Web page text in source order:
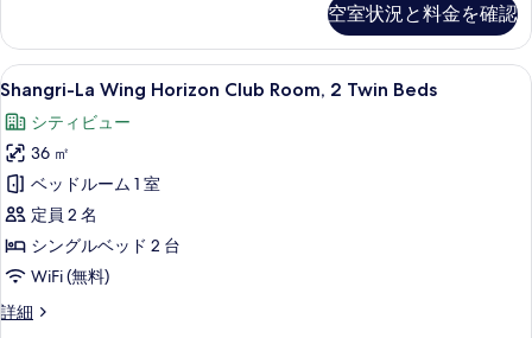
べ
て
の
写
真
を
表
示
す
る
Club
Room,
1
Bed
の
詳
細
空室状況と料金を確認
Shangri-
La
Wing
Horizon
Club
Room,
2
Twin
の
ミニバー、セーフティボックス (室
7
Shangri-La Wing Horizon Club Room, 2 Twin Beds
シティビュー
36 ㎡
ベッドルーム 1 室
定員 2 名
シングルベッド 2 台
WiFi (無料)
詳細
Shangri-